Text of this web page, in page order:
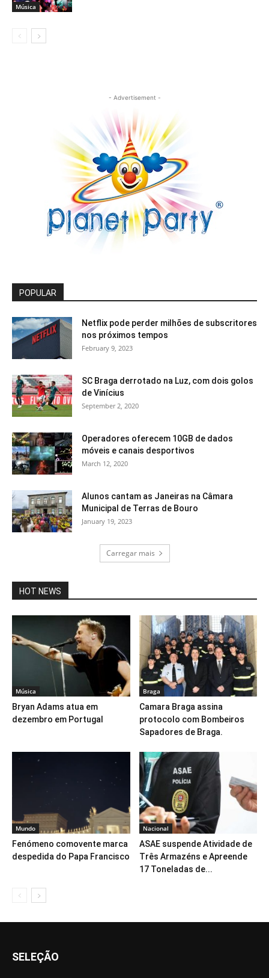
Música
- Advertisement -
POPULAR
Netflix pode perder milhões de subscritores
nos próximos tempos
February 9, 2023
SC Braga derrotado na Luz, com dois golos
de Vinícius
September 2, 2020
Operadores oferecem 10GB de dados
móveis e canais desportivos
March 12, 2020
Alunos cantam as Janeiras na Câmara
Municipal de Terras de Bouro
January 19, 2023
Carregar mais
HOT NEWS
Música
Bryan Adams atua em
dezembro em Portugal
Braga
Camara Braga assina
protocolo com Bombeiros
Sapadores de Braga.
Mundo
Fenómeno comovente marca
despedida do Papa Francisco
Nacional
ASAE suspende Atividade de
Três Armazéns e Apreende
17 Toneladas de...
SELEÇÃO